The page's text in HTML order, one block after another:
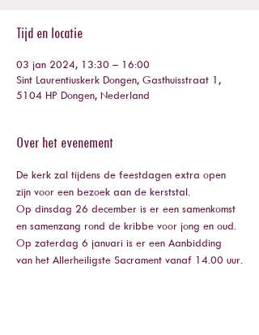
Tijd en locatie
03 jan 2024, 13:30 – 16:00
Sint Laurentiuskerk Dongen, Gasthuisstraat 1,
5104 HP Dongen, Nederland
Over het evenement
De kerk zal tijdens de feestdagen extra open
zijn voor een bezoek aan de kerststal.
Op dinsdag 26 december is er een samenkomst
en samenzang rond de kribbe voor jong en oud.
Op zaterdag 6 januari is er een Aanbidding
van het Allerheiligste Sacrament vanaf 14.00 uur.